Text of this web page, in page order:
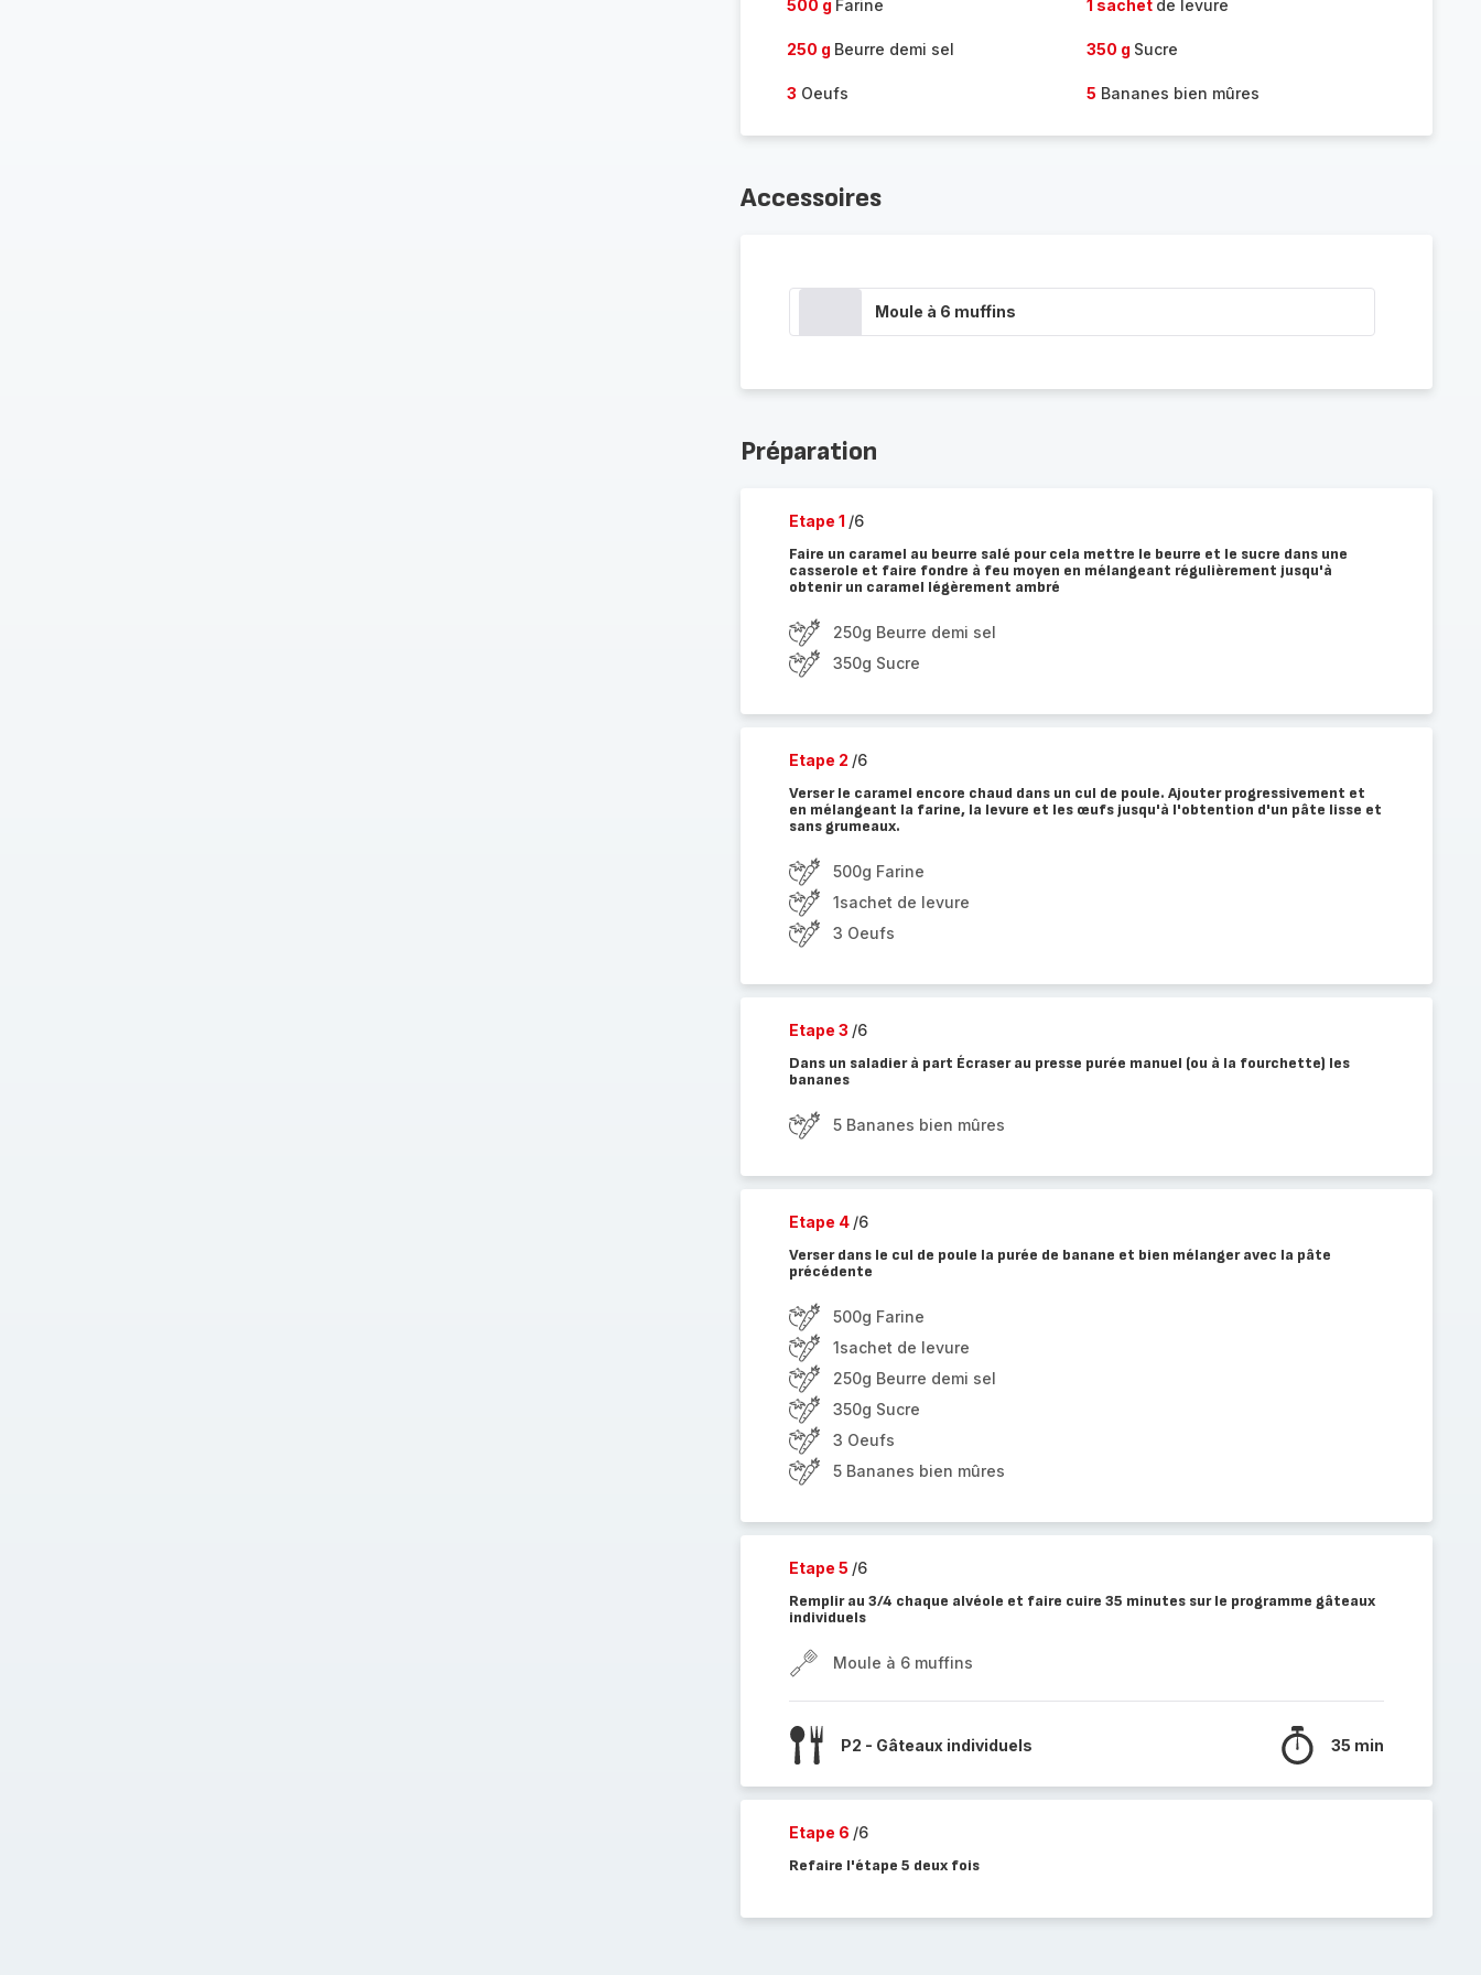
500 g Farine 1 sachet de levure
250 g Beurre demi sel 350 g Sucre
3 Oeufs 5 Bananes bien mûres
Accessoires
Moule à 6 muffins
Préparation
Etape 1 /6
Faire un caramel au beurre salé pour cela mettre le beurre et le sucre dans une
casserole et faire fondre à feu moyen en mélangeant régulièrement jusqu'à
obtenir un caramel légèrement ambré
250g Beurre demi sel
350g Sucre
Etape 2 /6
Verser le caramel encore chaud dans un cul de poule. Ajouter progressivement et
en mélangeant la farine, la levure et les œufs jusqu'à l'obtention d'un pâte lisse et
sans grumeaux.
500g Farine
1sachet de levure
3 Oeufs
Etape 3 /6
Dans un saladier à part Écraser au presse purée manuel (ou à la fourchette) les
bananes
5 Bananes bien mûres
Etape 4 /6
Verser dans le cul de poule la purée de banane et bien mélanger avec la pâte
précédente
500g Farine
1sachet de levure
250g Beurre demi sel
350g Sucre
3 Oeufs
5 Bananes bien mûres
Etape 5 /6
Remplir au 3/4 chaque alvéole et faire cuire 35 minutes sur le programme gâteaux
individuels
Moule à 6 muffins
P2 - Gâteaux individuels 35 min
Etape 6 /6
Refaire l'étape 5 deux fois